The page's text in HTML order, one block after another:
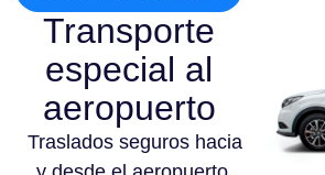
Transporte
especial al
aeropuerto
Traslados seguros hacia